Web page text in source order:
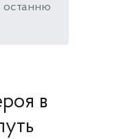
останню
в